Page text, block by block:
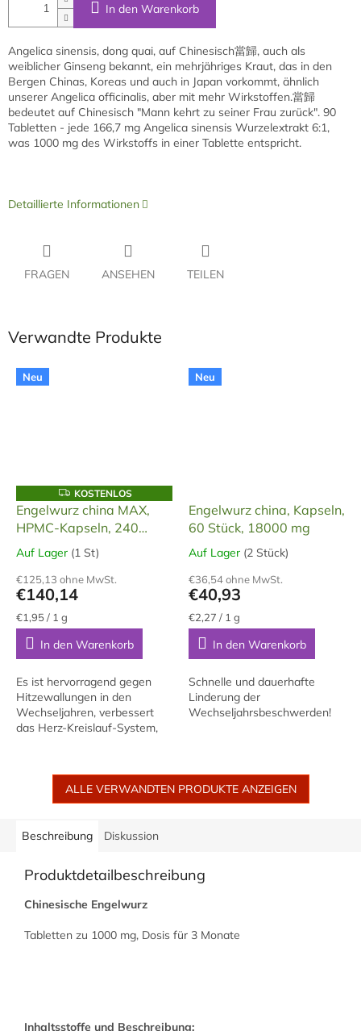
In den Warenkorb
Angelica sinensis, dong quai, auf Chinesisch當歸, auch als
weiblicher Ginseng bekannt, ein mehrjähriges Kraut, das in den
Bergen Chinas, Koreas und auch in Japan vorkommt, ähnlich
unserer Angelica officinalis, aber mit mehr Wirkstoffen.當歸
bedeutet auf Chinesisch "Mann kehrt zu seiner Frau zurück". 90
Tabletten - jede 166,7 mg Angelica sinensis Wurzelextrakt 6:1,
was 1000 mg des Wirkstoffs in einer Tablette entspricht.
Detaillierte Informationen
FRAGEN ANSEHEN TEILEN
Verwandte Produkte
Neu
K
O
S
T
N
L
S
KOSTENLOS
Engelwurz china MAX,
HPMC-Kapseln, 240
Stück, 72000 mg
Die
Produktbewertung
ist
4,5
von
Sternen.
Auf Lager (1 St)
€125,13 ohne MwSt.
€140,14
Verkaufspreis:
€1,95 / 1 g
In den Warenkorb
Es ist hervorragend gegen
Hitzewallungen in den
Wechseljahren, verbessert
das Herz-Kreislauf-System,
reguliert den...
Neu
Engelwurz china, Kapseln,
60 Stück, 18000 mg
Die
Produktbewertung
ist
5,0
von
Sternen.
Auf Lager (2 Stück)
€36,54 ohne MwSt.
€40,93
Verkaufspreis:
€2,27 / 1 g
In den Warenkorb
Schnelle und dauerhafte
Linderung der
Wechseljahrsbeschwerden!
ALLE VERWANDTEN PRODUKTE ANZEIGEN
Beschreibung Diskussion
Produktdetailbeschreibung
Chinesische Engelwurz
Tabletten zu 1000 mg, Dosis für 3 Monate
Inhaltsstoffe und Beschreibung: